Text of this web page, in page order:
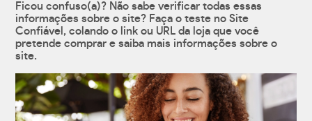
Ficou confuso(a)? Não sabe verificar todas essas
informações sobre o site? Faça o teste no Site
Confiável, colando o link ou URL da loja que você
pretende comprar e saiba mais informações sobre o
site.